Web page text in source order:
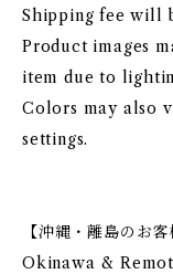
Shipping fee will
Product images
item due to
Colors may also
settings.
【沖縄・離島のお
Okinawa &